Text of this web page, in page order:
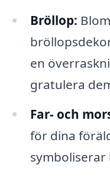
Bröllop:
en
gratulera
Far- och
för dina
symboliserar